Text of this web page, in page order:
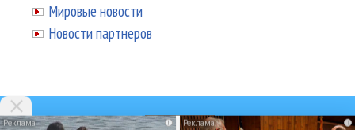
Мировые новости
Новости партнеров
i i